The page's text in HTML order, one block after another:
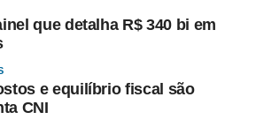
que detalha R$ 340 bi em
e equilíbrio fiscal são
CNI